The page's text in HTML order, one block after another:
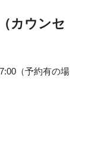
カウンセ
（予約有の場